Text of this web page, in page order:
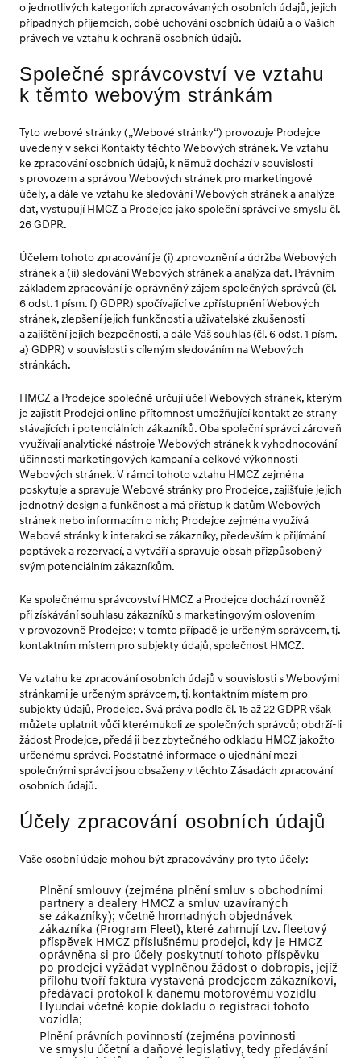
o jednotlivých kategoriích zpracovávaných osobních údajů, jejich
případných příjemcích, době uchování osobních údajů a o Vašich
právech ve vztahu k ochraně osobních údajů.
Společné správcovství ve vztahu
k těmto webovým stránkám
Tyto webové stránky („Webové stránky“) provozuje Prodejce
uvedený v sekci Kontakty těchto Webových stránek. Ve vztahu
ke zpracování osobních údajů, k němuž dochází v souvislosti
s provozem a správou Webových stránek pro marketingové
účely, a dále ve vztahu ke sledování Webových stránek a analýze
dat, vystupují HMCZ a Prodejce jako společní správci ve smyslu čl.
26 GDPR.
Účelem tohoto zpracování je (i) zprovoznění a údržba Webových
stránek a (ii) sledování Webových stránek a analýza dat. Právním
základem zpracování je oprávněný zájem společných správců (čl.
6 odst. 1 písm. f) GDPR) spočívající ve zpřístupnění Webových
stránek, zlepšení jejich funkčnosti a uživatelské zkušenosti
a zajištění jejich bezpečnosti, a dále Váš souhlas (čl. 6 odst. 1 písm.
a) GDPR) v souvislosti s cíleným sledováním na Webových
stránkách.
HMCZ a Prodejce společně určují účel Webových stránek, kterým
je zajistit Prodejci online přítomnost umožňující kontakt ze strany
stávajících i potenciálních zákazníků. Oba společní správci zároveň
využívají analytické nástroje Webových stránek k vyhodnocování
účinnosti marketingových kampaní a celkové výkonnosti
Webových stránek. V rámci tohoto vztahu HMCZ zejména
poskytuje a spravuje Webové stránky pro Prodejce, zajišťuje jejich
jednotný design a funkčnost a má přístup k datům Webových
stránek nebo informacím o nich; Prodejce zejména využívá
Webové stránky k interakci se zákazníky, především k přijímání
poptávek a rezervací, a vytváří a spravuje obsah přizpůsobený
svým potenciálním zákazníkům.
Ke společnému správcovství HMCZ a Prodejce dochází rovněž
při získávání souhlasu zákazníků s marketingovým oslovením
v provozovně Prodejce; v tomto případě je určeným správcem, tj.
kontaktním místem pro subjekty údajů, společnost HMCZ.
Ve vztahu ke zpracování osobních údajů v souvislosti s Webovými
stránkami je určeným správcem, tj. kontaktním místem pro
subjekty údajů, Prodejce. Svá práva podle čl. 15 až 22 GDPR však
můžete uplatnit vůči kterémukoli ze společných správců; obdrží-li
žádost Prodejce, předá ji bez zbytečného odkladu HMCZ jakožto
určenému správci. Podstatné informace o ujednání mezi
společnými správci jsou obsaženy v těchto Zásadách zpracování
osobních údajů.
Účely zpracování osobních údajů
Vaše osobní údaje mohou být zpracovávány pro tyto účely:
Plnění smlouvy (zejména plnění smluv s obchodními
partnery a dealery HMCZ a smluv uzavíraných
se zákazníky); včetně hromadných objednávek
zákazníka (Program Fleet), které zahrnují tzv. fleetový
příspěvek HMCZ příslušnému prodejci, kdy je HMCZ
oprávněna si pro účely poskytnutí tohoto příspěvku
po prodejci vyžádat vyplněnou žádost o dobropis, jejíž
přílohu tvoří faktura vystavená prodejcem zákazníkovi,
předávací protokol k danému motorovému vozidlu
Hyundai včetně kopie dokladu o registraci tohoto
vozidla;
Plnění právních povinností (zejména povinnosti
ve smyslu účetní a daňové legislativy, tedy předávání